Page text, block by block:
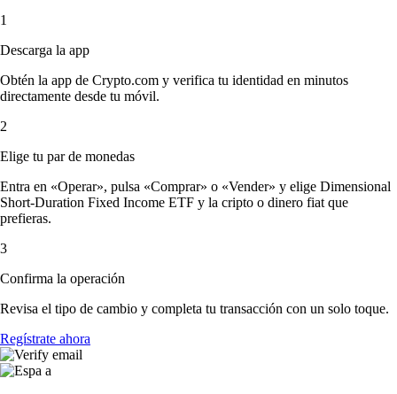
1
Descarga la app
Obtén la app de Crypto.com y verifica tu identidad en minutos
directamente desde tu móvil.
2
Elige tu par de monedas
Entra en «Operar», pulsa «Comprar» o «Vender» y elige Dimensional
Short-Duration Fixed Income ETF y la cripto o dinero fiat que
prefieras.
3
Confirma la operación
Revisa el tipo de cambio y completa tu transacción con un solo toque.
Regístrate ahora